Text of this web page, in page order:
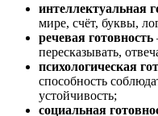
интеллектуальная
мире, счёт, буквы,
речевая готовность
пересказывать,
психологическая
способность
устойчивость;
социальная